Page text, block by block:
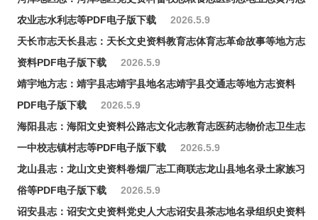
农业志水利志等PDF电子版下载
2026.5.9
天长市志天长县志：天长文史资料教育志体育志革命故事等地方志
资料PDF电子版下载
2026.5.9
靖宇地方志：靖宇县志靖宇县地名志靖宇县交通志等地方志资料
PDF电子版下载
2026.5.9
海阳县志：海阳文史资料公路志文化志教育志医药志物价志卫生志
一中校志镇村志等PDF电子版下载
2026.5.9
龙山县志：龙山文史资料卷烟厂志工商联志龙山县地名录土家族习
俗等PDF电子版下载
2026.5.9
诏安县志：诏安文史资料党史人大志诏安县茶志地名录组织史资料